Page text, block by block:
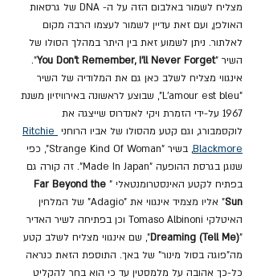
מצליח לשמור באלבום הזה על ה- DNA של גרסאות
האולפן, ועם זאת עדיין לשמור לעצמו הרבה מקום
לאלתור. ניתן לשמוע זאת בין היתר במהלך הסולו של
השיר "You Don't Remember, I'll Never Forget
".
אינגווי מצליח לשלב כאן גם את המלודיה של השיר
"L'amour est bleu", שבוצע לראשונה באירוויזיון משנת
1967 על-ידי הזמרת ויקי לאנדרוס שייצגה את
לוקסמבורג, וגם קטע מהסולו של אביו הרוחני Ritchie
Blackmore
,
בשיר "Strange Kind Of Woman", כפי
שנוגן בגרסת ההופעה "Made In Japan". זה קורה גם
בפתיח לקטע האינסטרומנטאלי " Far Beyond the
Sun
" אליו מצמיד אינגווי את "Adagio" של המלחין
האיטלקי Tomaso Albinoni וכן בפתיחה לשיר האדיר
"
Dreaming (Tell Me)", שם אינגווי מצליח לשלב קטע
מה"פוגה בסול מינור" של באך. התוספת הזאת כנראה
כל-כך אהובה על מלמסטין עד כי הוא בחר להקליט